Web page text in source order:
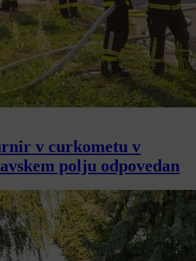
v curkometu v
polju odpovedan